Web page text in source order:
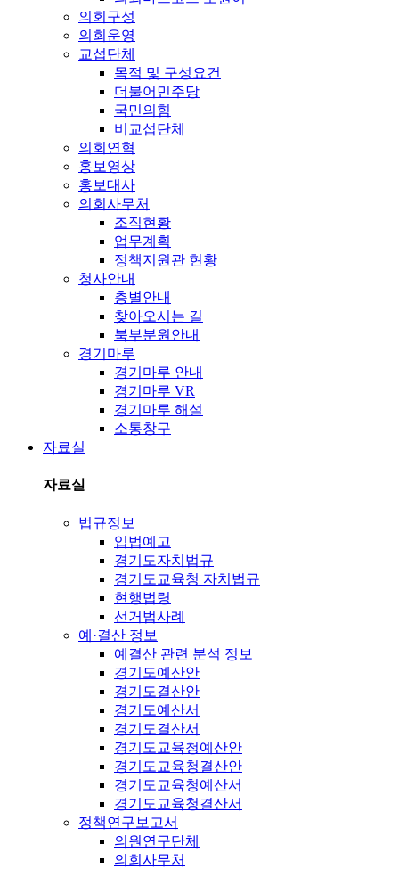
의회구성
의회운영
교섭단체
목적 및 구성요건
더불어민주당
국민의힘
비교섭단체
의회연혁
홍보영상
홍보대사
의회사무처
조직현황
업무계획
정책지원관 현황
청사안내
층별안내
찾아오시는 길
북부분원안내
경기마루
경기마루 안내
경기마루 VR
경기마루 해설
소통창구
자료실
자료실
법규정보
입법예고
경기도자치법규
경기도교육청 자치법규
현행법령
선거법사례
예·결산 정보
예결산 관련 분석 정보
경기도예산안
경기도결산안
경기도예산서
경기도결산서
경기도교육청예산안
경기도교육청결산안
경기도교육청예산서
경기도교육청결산서
정책연구보고서
의원연구단체
의회사무처